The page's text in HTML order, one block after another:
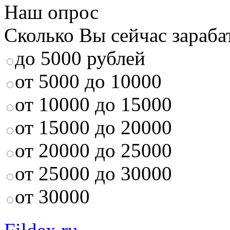
Наш опрос
Сколько Вы сейчас
до 5000 рублей
от 5000 до 10000
от 10000 до 15000
от 15000 до 20000
от 20000 до 25000
от 25000 до 30000
от 30000